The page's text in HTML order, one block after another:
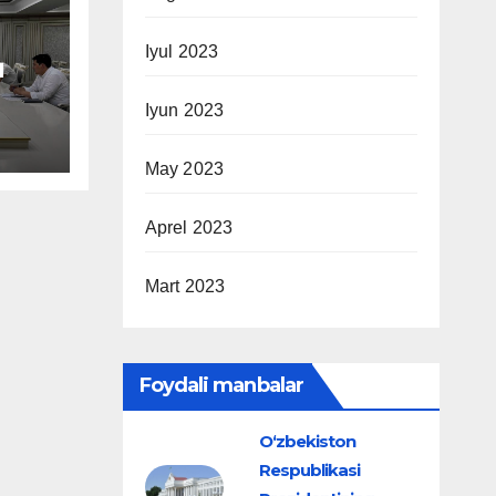
Iyul 2023
Iyun 2023
May 2023
Aprel 2023
Mart 2023
Foydali manbalar
O‘zbekiston
Respublikasi